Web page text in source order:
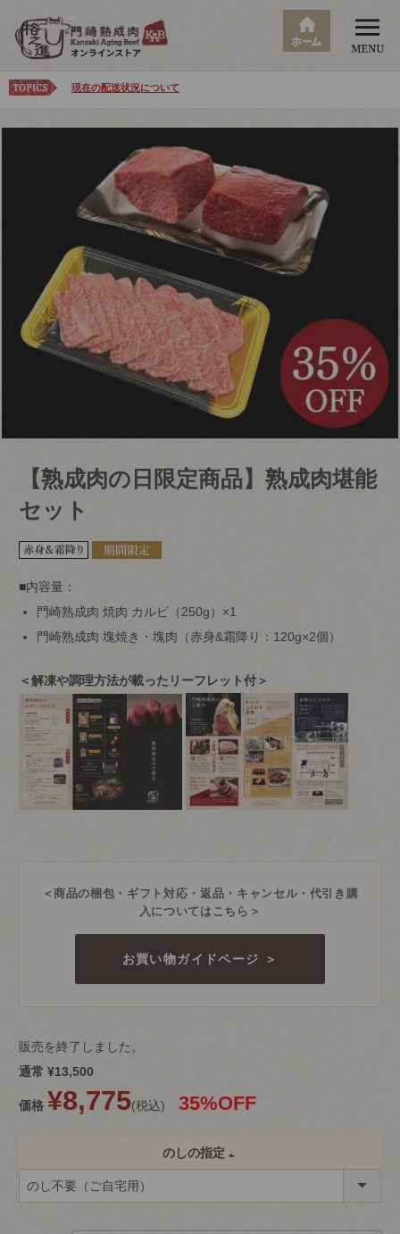
現在の配送状況について
【熟成肉の日限定商品】熟成肉堪能
セット
■内容量：
門崎熟成肉 焼肉 カルビ（250g）×1
門崎熟成肉 塊焼き・塊肉（赤身&霜降り：120g×2個）
＜解凍や調理方法が載ったリーフレット付＞
＜商品の梱包・ギフト対応・返品・キャンセル・代引き購
入についてはこちら＞
お買い物ガイドページ ＞
販売を終了しました。
通常 ¥13,500
価格 ¥8,775 税込 35%OFF
のしの指定